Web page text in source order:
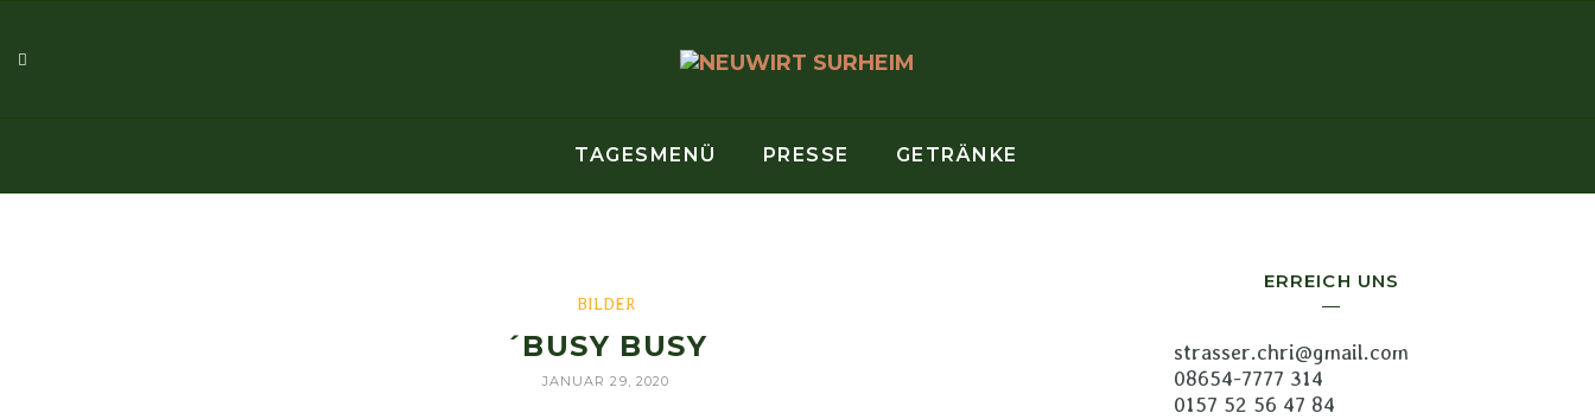
TAGESMENÜ PRESSE GETRÄNKE
BILDER
´BUSY BUSY
JANUAR 29, 2020
ERREICH UNS
strasser.chri@gmail.com
08654-7777 314
0157 52 56 47 84